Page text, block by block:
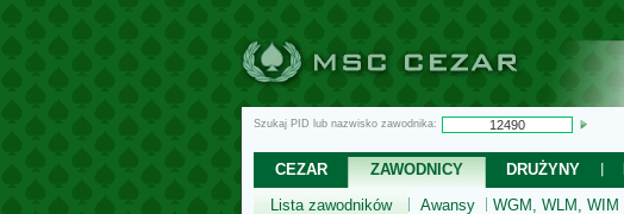
Szukaj PID lub nazwisko zawodnika:
CEZAR ZAWODNICY DRUŻYNY
Lista zawodników
Awansy WGM, WLM, WIM